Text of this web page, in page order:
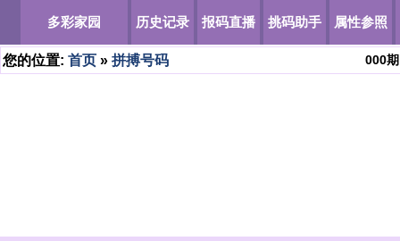
多彩家园 历史记录 报码直播 挑码助手 属性参照
您的位置: 首页 » 拼搏号码 000期